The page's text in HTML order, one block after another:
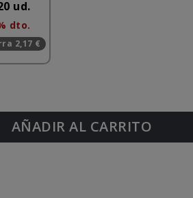
ud.
dto.
2,17 €
AÑADIR AL CARRITO